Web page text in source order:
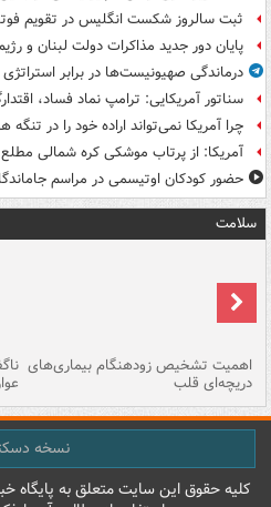
ثبت سالروز شکست انگلیس در تقویم
پایان دور جدید مذاکرات دولت لبنان و
درماندگی صهیونیست‌ها در برابر
سناتور آمریکایی: ترامپ نماد فساد،
چرا آمریکا نمی‌تواند اراده خود را در
آمریکا: از پرتاب موشکی کره شمالی
حضور کودکان اوتیسمی در مراسم
سلامت
اهمیت تشخیص زودهنگام بیماری‌های
دریچه‌ای قلب
نسخه
کليه حقوق اين سايت متعلق به پایگاه